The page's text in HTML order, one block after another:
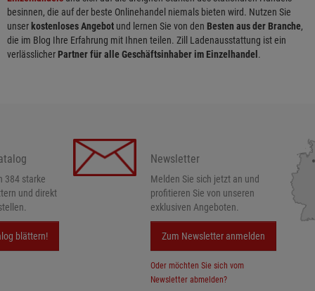
besinnen, die auf der beste Onlinehandel niemals bieten wird. Nutzen Sie
unser kostenloses Angebot und lernen Sie von den Besten aus der Branche,
die im Blog Ihre Erfahrung mit Ihnen teilen. Zill Ladenausstattung ist ein
verlässlicher Partner für alle Geschäftsinhaber im Einzelhandel .
384 starke
und direkt
blättern!
Newsletter
Melden Sie sich jetzt an und
profitieren Sie von unseren
exklusiven Angeboten.
Zum Newsletter anmelden
Oder möchten Sie sich vom
Newsletter abmelden?